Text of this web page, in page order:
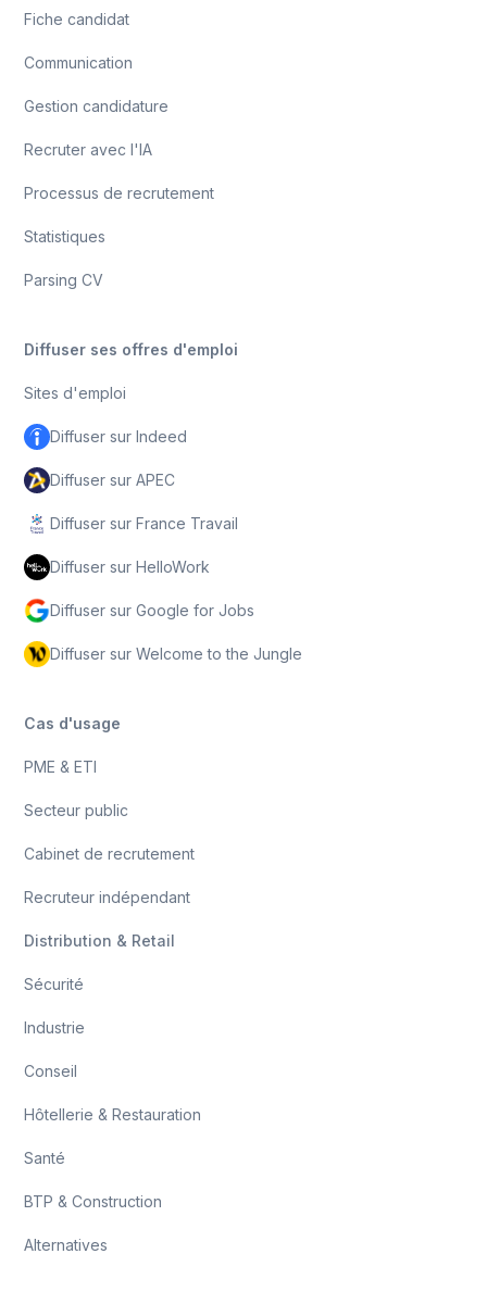
Fiche candidat
Communication
Gestion candidature
Recruter avec l'IA
Processus de recrutement
Statistiques
Parsing CV
Diffuser ses offres d'emploi
Sites d'emploi
Diffuser sur Indeed
Diffuser sur APEC
Diffuser sur France Travail
Diffuser sur HelloWork
Diffuser sur Google for Jobs
Diffuser sur Welcome to the Jungle
Cas d'usage
PME & ETI
Secteur public
Cabinet de recrutement
Recruteur indépendant
Distribution & Retail
Sécurité
Industrie
Conseil
Hôtellerie & Restauration
Santé
BTP & Construction
Alternatives